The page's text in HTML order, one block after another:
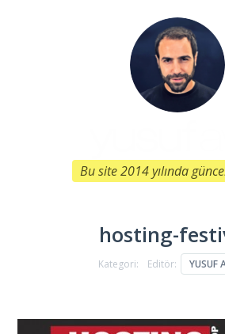
Bu site 2014 yılında
hosting-
Kategori: Editör: YUSUF